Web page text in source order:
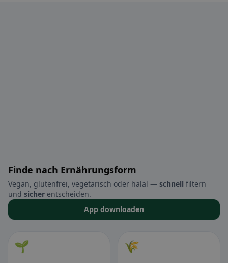
Finde nach Ernährungsform
Vegan, glutenfrei, vegetarisch oder halal — schnell filtern
und sicher entscheiden.
App downloaden
🌱 🌾